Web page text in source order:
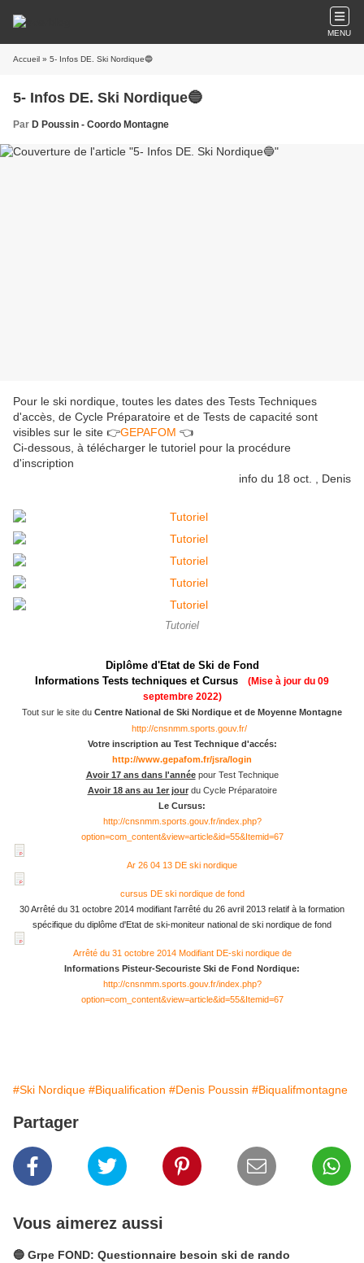
MENU
Accueil » 5- Infos DE. Ski Nordique🔵
5- Infos DE. Ski Nordique🔵
Par D Poussin - Coordo Montagne
Pour le ski nordique, toutes les dates des Tests Techniques
d'accès, de Cycle Préparatoire et de Tests de capacité sont
visibles sur le site 👉GEPAFOM 👈
Ci-dessous, à télécharger le tutoriel pour la procédure
d'inscription
info du 18 oct. , Denis
Tutoriel
Diplôme d'Etat de Ski de Fond
Informations Tests techniques et Cursus (Mise à jour du 09
septembre 2022)
Tout sur le site du Centre National de Ski Nordique et de Moyenne Montagne
http://cnsnmm.sports.gouv.fr/
Votre inscription au Test Technique d'accés:
http://www.gepafom.fr/jsra/login
Avoir 17 ans dans l'année pour Test Technique
Avoir 18 ans au 1er jourdu Cycle Préparatoire
Le Cursus:
http://cnsnmm.sports.gouv.fr/index.php?
option=com_content&view=article&id=55&Itemid=67
Ar 26 04 13 DE ski nordique
cursus DE ski nordique de fond
30 Arrêté du 31 octobre 2014 modifiant l'arrêté du 26 avril 2013 relatif à la formation
spécifique du diplôme d'Etat de ski-moniteur national de ski nordique de fond
Arrêté du 31 octobre 2014 Modifiant DE-ski nordique de
Informations Pisteur-Secouriste Ski de Fond Nordique:
http://cnsnmm.sports.gouv.fr/index.php?
option=com_content&view=article&id=55&Itemid=67
#Ski Nordique #Biqualification #Denis Poussin #Biqualifmontagne
Partager
Vous aimerez aussi
🔵 Grpe FOND: Questionnaire besoin ski de rando